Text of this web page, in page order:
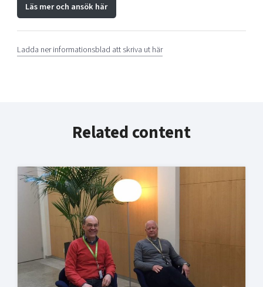
Läs mer och ansök här
Ladda ner informationsblad att skriva ut här
Related content